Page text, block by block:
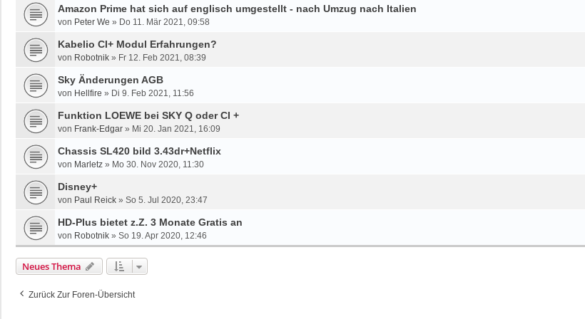
Amazon Prime hat sich auf englisch umgestellt - nach Umzug nach Italien
von Peter We » Do 11. Mär 2021, 09:58
Kabelio CI+ Modul Erfahrungen?
von Robotnik » Fr 12. Feb 2021, 08:39
Sky Änderungen AGB
von Hellfire » Di 9. Feb 2021, 11:56
Funktion LOEWE bei SKY Q oder CI +
von Frank-Edgar » Mi 20. Jan 2021, 16:09
Chassis SL420 bild 3.43dr+Netflix
von Marletz » Mo 30. Nov 2020, 11:30
Disney+
von Paul Reick » So 5. Jul 2020, 23:47
HD-Plus bietet z.Z. 3 Monate Gratis an
von Robotnik » So 19. Apr 2020, 12:46
Neues Thema
Zurück Zur Foren-Übersicht